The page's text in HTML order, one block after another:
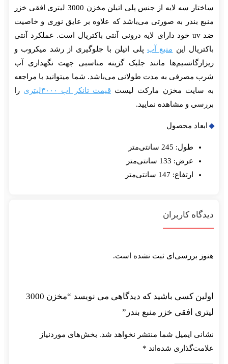
ساختار سه لایه از جنس پلی اتیلن مخزن 3000 لیتری افقی خزر
بندر به صورتی می‌باشد که علاوه بر عایق نوری و خاصیت
ضد uv خود دارای لایه درونی آنتی باکتریال است. عملکرد آنتی
این منبع آب پلی اتیلن با جلوگیری از رشد میکروب و
مانند جلبک گزینه مناسبی جهت نگهداری آب
مصرفی به مدت طولانی می‌باشد. شما میتوانید با مراجعه
مخزن مارکت لیست قیمت تانکر اب ۳۰۰۰لیتری
را
و مشاهده نمایید.
محصول
طول: 245 سانتی‌متر
عرض: 133 سانتی‌متر
ارتفاع: 147 سانتی‌متر
کاربران
بررسی‌ای ثبت نشده است.
اولین کسی باشید که دیدگاهی می نویسد “مخزن 3000
افقی خزر منبع بندر”
ایمیل شما منتشر نخواهد شد. بخش‌های موردنیاز
شده‌اند *